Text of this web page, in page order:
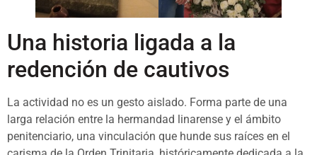
Una historia ligada a la
redención de cautivos
La actividad no es un gesto aislado. Forma parte de una
larga relación entre la hermandad linarense y el ámbito
penitenciario, una vinculación que hunde sus raíces en el